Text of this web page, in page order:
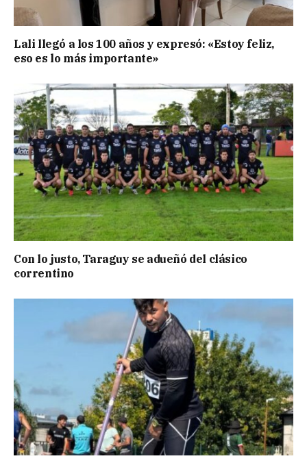
Lali llegó a los 100 años y expresó: «Estoy feliz,
eso es lo más importante»
Con lo justo, Taraguy se adueñó del clásico
correntino